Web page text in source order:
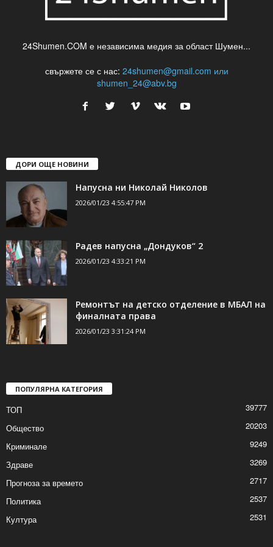
24Shumen.COM е независима медия за област Шумен...
свържете се с нас: 24shumen@gmail.com или
shumen_24@abv.bg
ДОРИ ОЩЕ НОВИНИ
Напусна ни Николай Николов
2026/01/23 4:55:47 PM
Радев напусна „Дондуков“ 2
2026/01/23 4:33:21 PM
Ремонтът на детско отделение в МБАЛ на
финалната права
2026/01/23 3:31:24 PM
ПОПУЛЯРНА КАТЕГОРИЯ
ТОП
39777
Общество
20203
Криминале
9249
Здраве
3269
Прогноза за времето
2717
Политика
2537
Култура
2531